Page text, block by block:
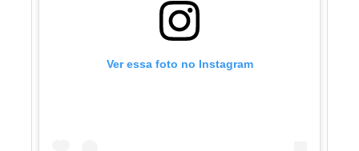
Ver essa foto no Instagram